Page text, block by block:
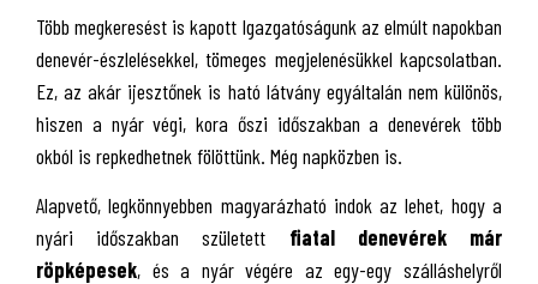
Több megkeresést is kapott Igazgatóságunk az elmúlt napokban
denevér-észlelésekkel, tömeges megjelenésükkel kapcsolatban.
Ez, az akár ijesztőnek is ható látvány egyáltalán nem különös,
hiszen a nyár végi, kora őszi időszakban a denevérek több
okból is repkedhetnek fölöttünk. Még napközben is.
Alapvető, legkönnyebben magyarázható indok az lehet, hogy a
nyári időszakban született fiatal denevérek már
röpképesek, és a nyár végére az egy-egy szálláshelyről